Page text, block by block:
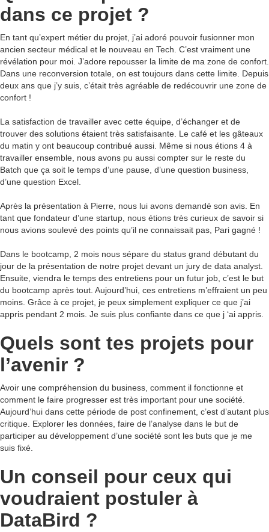
dans ce projet ?
En tant qu’expert métier du projet, j’ai adoré pouvoir fusionner mon
ancien secteur médical et le nouveau en Tech. C’est vraiment une
révélation pour moi. J’adore repousser la limite de ma zone de confort.
Dans une reconversion totale, on est toujours dans cette limite. Depuis
deux ans que j’y suis, c’était très agréable de redécouvrir une zone de
confort !
La satisfaction de travailler avec cette équipe, d’échanger et de
trouver des solutions étaient très satisfaisante. Le café et les gâteaux
du matin y ont beaucoup contribué aussi. Même si nous étions 4 à
travailler ensemble, nous avons pu aussi compter sur le reste du
Batch que ça soit le temps d’une pause, d’une question business,
d’une question Excel.
Après la présentation à Pierre, nous lui avons demandé son avis. En
tant que fondateur d’une startup, nous étions très curieux de savoir si
nous avions soulevé des points qu’il ne connaissait pas, Pari gagné !
Dans le bootcamp, 2 mois nous sépare du status grand débutant du
jour de la présentation de notre projet devant un jury de data analyst.
Ensuite, viendra le temps des entretiens pour un futur job, c’est le but
du bootcamp après tout. Aujourd’hui, ces entretiens m’effraient un peu
moins. Grâce à ce projet, je peux simplement expliquer ce que j’ai
appris pendant 2 mois. Je suis plus confiante dans ce que j ‘ai appris.
Quels sont tes projets pour
l’avenir ?
Avoir une compréhension du business, comment il fonctionne et
comment le faire progresser est très important pour une société.
Aujourd’hui dans cette période de post confinement, c’est d’autant plus
critique. Explorer les données, faire de l’analyse dans le but de
participer au développement d’une société sont les buts que je me
suis fixé.
Un conseil pour ceux qui
voudraient postuler à
DataBird ?